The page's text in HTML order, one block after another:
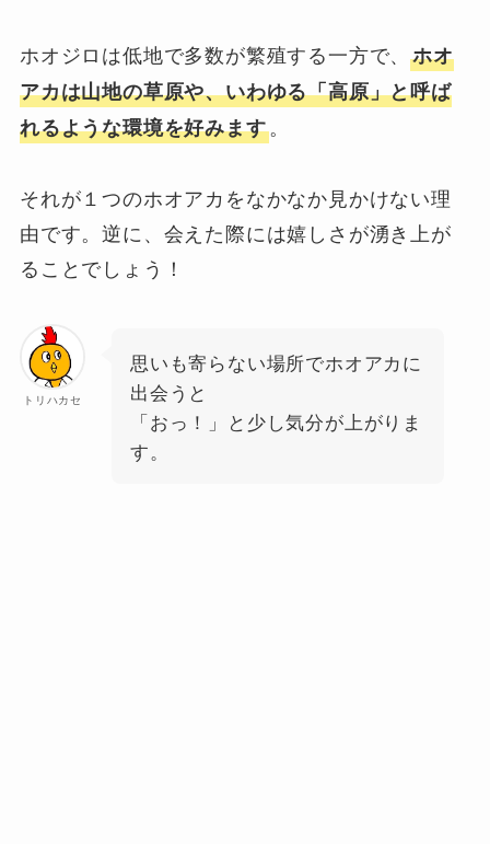
ホオジロは低地で多数が繁殖する一方で、ホオ
アカは山地の草原や、いわゆる「高原」と呼ば
れるような環境を好みます。
それが１つのホオアカをなかなか見かけない理
由です。逆に、会えた際には嬉しさが湧き上が
ることでしょう！
トリハカセ
思いも寄らない場所でホオアカに
出会うと
「おっ！」と少し気分が上がりま
す。